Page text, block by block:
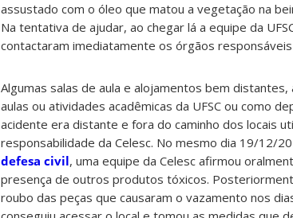
assustado com o óleo que matou a vegetação na
Na tentativa de ajudar, ao chegar lá a equipe da
contactaram imediatamente os órgãos
Algumas salas de aula e alojamentos bem
aulas ou atividades acadêmicas da UFSC ou como
acidente era distante e fora do caminho dos locais
responsabilidade da Celesc. No mesmo dia 19/12/
defesa civil, uma equipe da Celesc afirmou
presença de outros produtos tóxicos.
roubo das peças que causaram o vazamento nos